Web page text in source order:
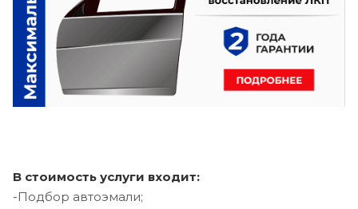
В стоимость услуги входит:
-Подбор автоэмали;